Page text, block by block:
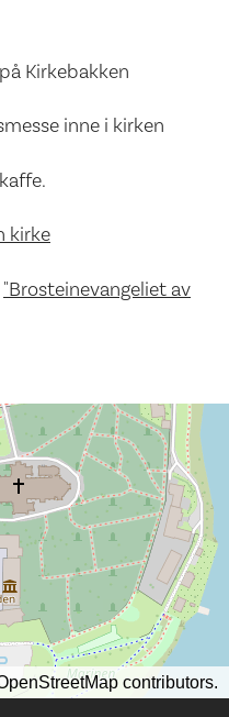
Kirkebakken
inne i kirken
kirke
"Brosteinevangeliet av
contributors.